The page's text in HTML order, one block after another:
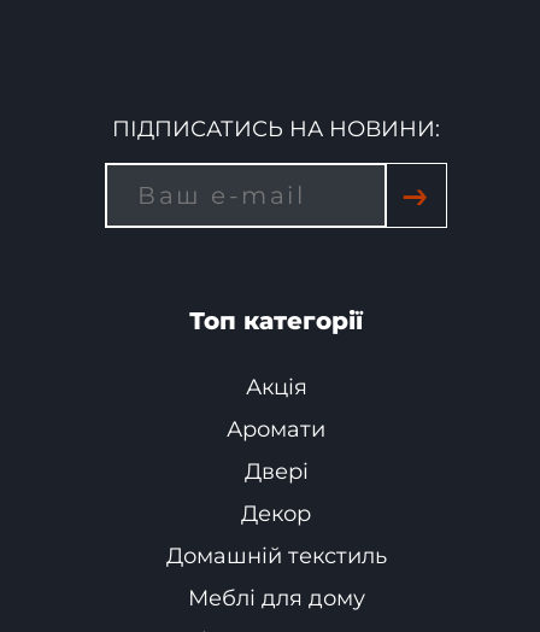
ПІДПИСАТИСЬ НА НОВИНИ:
→
Топ категорії
Акція
Аромати
Двері
Декор
Домашній текстиль
Меблі для дому